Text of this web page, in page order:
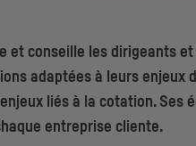
et conseille les dirigeants
adaptées à leurs
liés à la cotation.
entreprise cliente.